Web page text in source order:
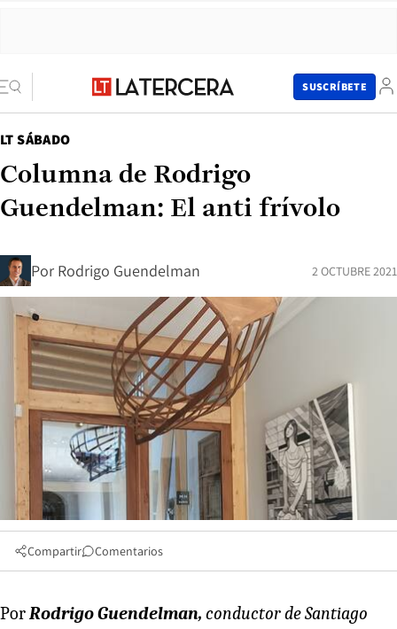
SUSCRÍBETE
LT SÁBADO
Columna de Rodrigo
Guendelman: El anti frívolo
Por Rodrigo Guendelman 2 OCTUBRE 2021
Compartir Comentarios
PorRodrigo Guendelman, conductor de Santiago